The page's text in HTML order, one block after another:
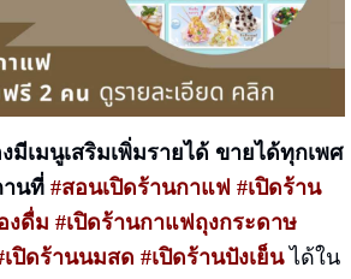
มีเมนูเสริมเพิ่มรายได้ ขายได้ทุกเพศ
านที่ #สอนเปิดร้านกาแฟ #เปิดร้าน
งดื่ม #เปิดร้านกาแฟถุงกระดาษ
ปิดร้านนมสด #เปิดร้านปังเย็นได้ใน